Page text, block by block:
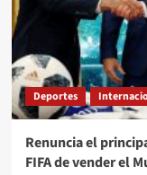
Deportes
Renuncia el
FIFA de vender el